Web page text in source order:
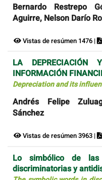
Bernardo Restrepo
Aguirre, Nelson Darío
Vistas de resúmen 1476 |
LA
INFORMACIÓN
Depreciation and its
Andrés Felipe
Sánchez
Vistas de resúmen 3963 |
Lo simbólico de
discriminatorias y